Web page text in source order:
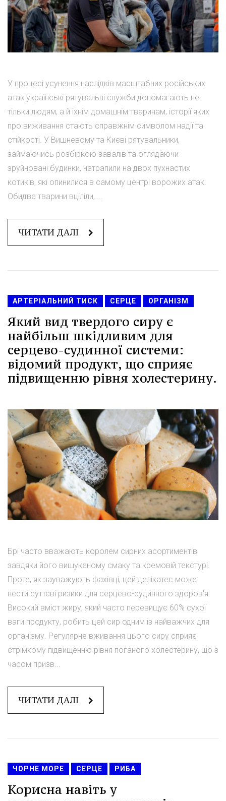
У процесі усунення наслідків масштабних російських
атак українські рятувальні служби допомагають не
тільки людям, а й їхнім домашнім тваринам, історії яких
про виживання стають справжнім символом надії та
стійкості. У Вишневому та Києві рятувальники,
займаючись розбіркою завалів та оглядаючи
зруйновані будинки, натрапили на двох пухнастих
котиків, які опинилися в самому центрі ворожих атак.
Обидва тварини вціліли, ...
ЧИТАТИ ДАЛІ
АРТЕРІАЛЬНИЙ ТИСК СЕРЦЕ ОРГАНІЗМ
Який вид твердого сиру є
найбільш шкідливим для
серцево-судинної системи:
відомий продукт, що сприяє
підвищенню рівня холестерину.
Брі часто вважають королем сирних асортиментів
завдяки його вишуканому смаку та кремовій текстурі.
Проте, як зауважують фахівці, цей делікатес може
нести суттєві ризики для серцево-судинного здоров'я.
Високий вміст жиру, який часто перевищує 60% сухої
ваги продукту, робить цей сир одним із найважчих для
організму. Регулярне вживання цього сиру сприяє
стрімкому підвищенню рівня поганого холестерину, що з
часом призв...
ЧИТАТИ ДАЛІ
ЧОРНЕ МОРЕ СЕРЦЕ РИБА
Корисна навіть у